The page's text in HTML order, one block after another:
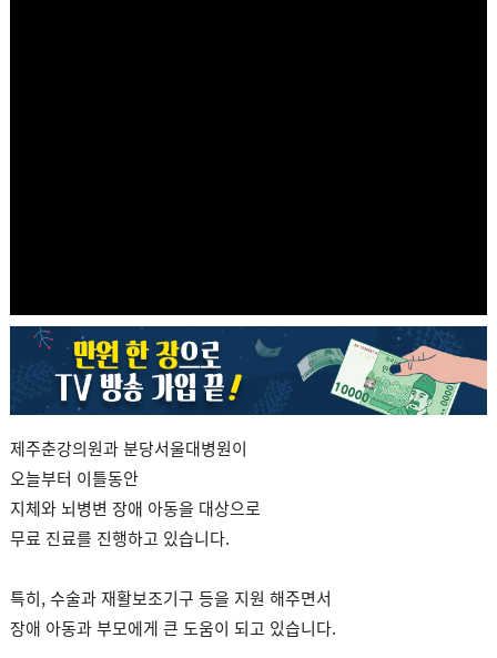
제주춘강의원과 분당서울대병원이
오늘부터 이틀동안
지체와 뇌병변 장애 아동을 대상으로
무료 진료를 진행하고 있습니다.
특히, 수술과 재활보조기구 등을 지원 해주면서
장애 아동과 부모에게 큰 도움이 되고 있습니다.